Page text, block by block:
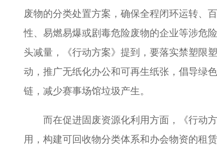
废物的分类处置方案，确保全程闭环运转、
性、易燃易爆或剧毒危险废物的企业等涉危
头减量，《行动方案》提到，要落实禁塑限
动，推广无纸化办公和可再生纸张，倡导绿
链，减少赛事场馆垃圾产生。
而在促进固废资源化利用方面，《行动方
用，构建可回收物分类体系和办会物资的租